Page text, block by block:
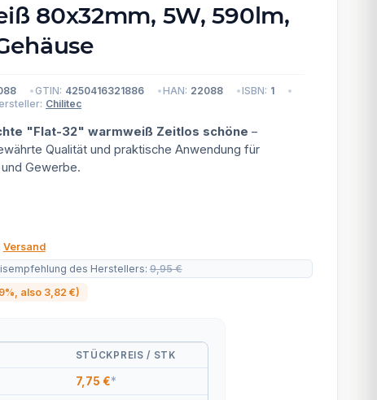
80x32mm, 5W, 590lm,
GTIN: 4250416321886 HAN: 22088 ISBN: 1
Chilitec
"Flat-32" warmweiß Zeitlos schöne –
Qualität und praktische Anwendung für
Gewerbe.
Versand
des Herstellers:9,95 €
, also 3,82 €)
STÜCKPREIS / STK
7,75 €*